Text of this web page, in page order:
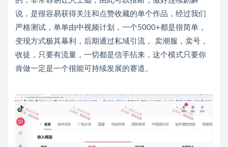
说，是很容易获得关注和点赞收藏的单个作品，经过我们
严格测试，单单由中视频计划，一个5000+都是很简单，
变现方式极其暴利，后期通过私域引流， 卖潮服，卖号，
收徒，只要有流量，一切都是信手拈来，这个模式只要你
肯做一定是一个很能可持续发展的赛道。